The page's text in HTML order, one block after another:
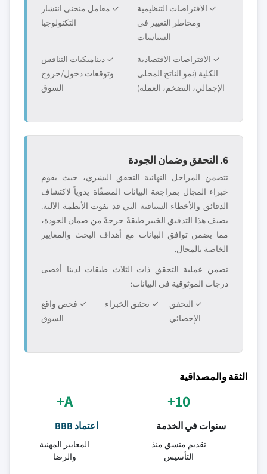
✓ الافتراضات التنظيمية
ومخاطر التغيير في
السياسات
✓ معامل منحنى انتشار
التكنولوجيا
✓ الافتراضات الاقتصادية
الكلية (نمو الناتج المحلي
الإجمالي، التضخم، العملة)
✓ ديناميكيات التنافس
وتوقعات دخول/خروج
السوق
6. التحقق وضمان الجودة
تتضمن المراحل النهائية التحقق البشري، حيث يقوم
خبراء المجال بمراجعة البيانات المصفّاة يدوياً لاكتشاف
الدقائق والأخطاء السياقية التي قد تفوت الأنظمة الآلية.
يضيف هذا التدقيق الخبير طبقةً حرجةً من ضمان الجودة،
مما يضمن توافق البيانات مع أهداف البحث والمعايير
الخاصة بالمجال.
تضمن عملية التحقق ذات الثلاث طبقات لدينا أقصى
درجات الموثوقية في البيانات:
✓ التحقق
الإحصائي
✓ تحقق الخبراء
✓ فحص واقع
السوق
الثقة والمصداقية
10+
سنوات في الخدمة
تقديم متسق منذ
التأسيس
A+
اعتماد BBB
المعايير المهنية
والرضا